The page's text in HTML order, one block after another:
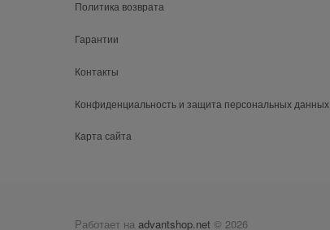
Политика возврата
Гарантии
Контакты
Конфиденциальность и защита персональных данных
Карта сайта
Работает на advantshop.net © 2026